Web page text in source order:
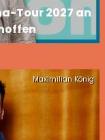
Tour 2027 an
Maximilian König